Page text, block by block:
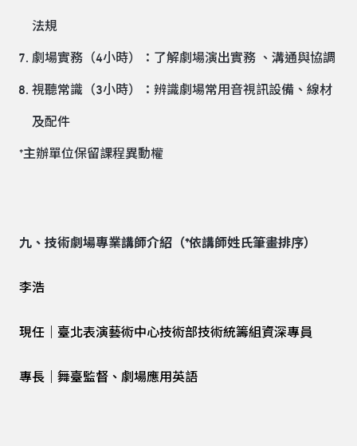
法規
劇場實務（4小時）：了解劇場演出實務 、溝通與協調
視聽常識（3小時）：辨識劇場常用音視訊設備、線材
及配件
*主辦單位保留課程異動權
九、技術劇場專業講師介紹（*依講師姓氏筆畫排序）
李浩
現任｜臺北表演藝術中心技術部技術統籌組資深專員
專長｜舞臺監督、劇場應用英語